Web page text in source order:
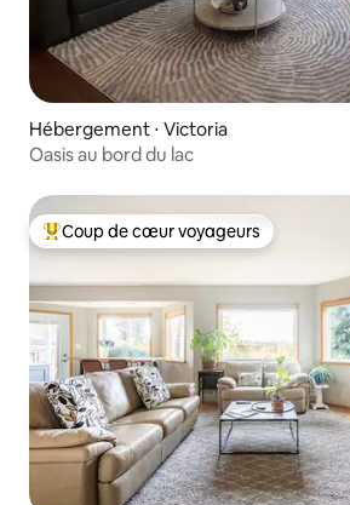
Hébergement ⋅ Victoria
Oasis au bord du lac
Coups de cœur voyageurs les plus
Coup de cœur voyageurs